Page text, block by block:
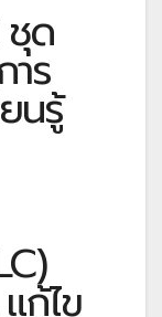
ชุด
ร
นรู้
ก้ไข